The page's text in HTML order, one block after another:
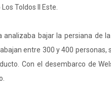
Toldos II Este.
analizaba bajar la persiana de
entre 300 y 400 personas,
Con el desembarco de